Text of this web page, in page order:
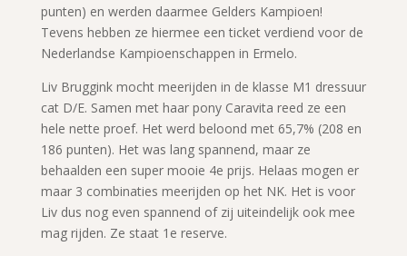
punten) en werden daarmee Gelders Kampioen!
Tevens hebben ze hiermee een ticket verdiend voor de
Nederlandse Kampioenschappen in Ermelo.
Liv Bruggink mocht meerijden in de klasse M1 dressuur
cat D/E. Samen met haar pony Caravita reed ze een
hele nette proef. Het werd beloond met 65,7% (208 en
186 punten). Het was lang spannend, maar ze
behaalden een super mooie 4e prijs. Helaas mogen er
maar 3 combinaties meerijden op het NK. Het is voor
Liv dus nog even spannend of zij uiteindelijk ook mee
mag rijden. Ze staat 1e reserve.